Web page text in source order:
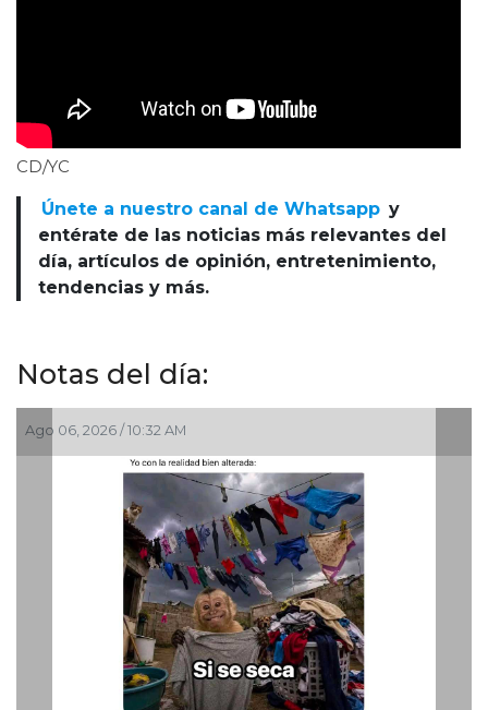
CD/YC
Únete a nuestro canal de Whatsapp y
entérate de las noticias más relevantes del
día, artículos de opinión, entretenimiento,
tendencias y más.
Notas del día:
Ago 06, 2026 / 10:32 AM